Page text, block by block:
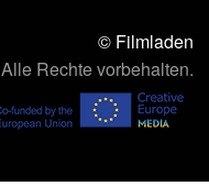
© Filmladen
Alle Rechte vorbehalten.